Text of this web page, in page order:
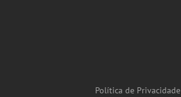
Política de Privacidade